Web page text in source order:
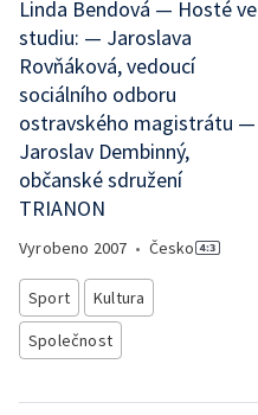
Linda Bendová — Hosté ve
studiu: — Jaroslava
Rovňáková, vedoucí
sociálního odboru
ostravského magistrátu —
Jaroslav Dembinný,
občanské sdružení
TRIANON
Vyrobeno 2007 • Česko
Sport
Kultura
Společnost